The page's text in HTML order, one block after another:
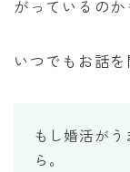
がっているのか
いつでもお話を
もし婚活が
ら。